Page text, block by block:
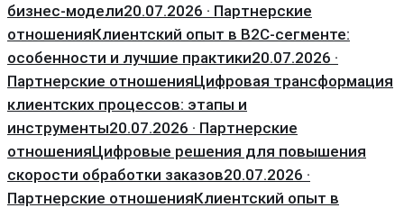
бизнес-модели20.07.2026 · Партнерские
отношенияКлиентский опыт в B2C-сегменте:
особенности и лучшие практики20.07.2026 ·
Партнерские отношенияЦифровая трансформация
клиентских процессов: этапы и
инструменты20.07.2026 · Партнерские
отношенияЦифровые решения для повышения
скорости обработки заказов20.07.2026 ·
Партнерские отношенияКлиентский опыт в